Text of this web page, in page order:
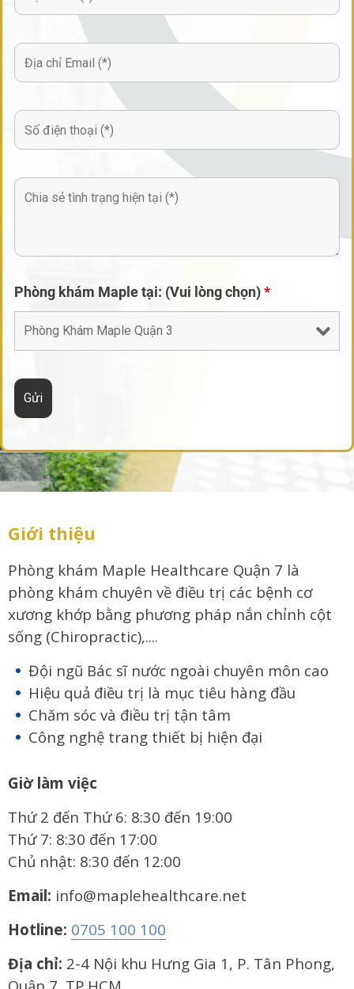
Phòng khám Maple tại: (Vui lòng chọn)*
Giới thiệu
Phòng khám Maple Healthcare Quận 7 là
phòng khám chuyên về điều trị các bệnh cơ
xương khớp bằng phương pháp nắn chỉnh cột
sống (Chiropractic),....
Đội ngũ Bác sĩ nước ngoài chuyên môn cao
Hiệu quả điều trị là mục tiêu hàng đầu
Chăm sóc và điều trị tận tâm
Công nghệ trang thiết bị hiện đại
Giờ làm việc
Thứ 2 đến Thứ 6: 8:30 đến 19:00
Thứ 7: 8:30 đến 17:00
Chủ nhật: 8:30 đến 12:00
Email: info@maplehealthcare.net
Hotline: 0705 100 100
Địa chỉ: 2-4 Nội khu Hưng Gia 1, P. Tân Phong,